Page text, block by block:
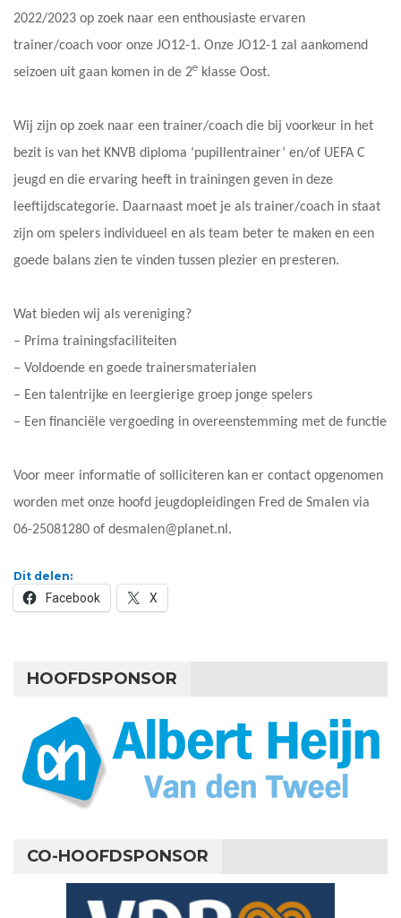
2022/2023 op zoek naar een enthousiaste ervaren
trainer/coach voor onze JO12-1. Onze JO12-1 zal aankomend
seizoen uit gaan komen in de 2e klasse Oost.
Wij zijn op zoek naar een trainer/coach die bij voorkeur in het
bezit is van het KNVB diploma ‘pupillentrainer’ en/of UEFA C
jeugd en die ervaring heeft in trainingen geven in deze
leeftijdscategorie. Daarnaast moet je als trainer/coach in staat
zijn om spelers individueel en als team beter te maken en een
goede balans zien te vinden tussen plezier en presteren.
Wat bieden wij als vereniging?
– Prima trainingsfaciliteiten
– Voldoende en goede trainersmaterialen
– Een talentrijke en leergierige groep jonge spelers
– Een financiële vergoeding in overeenstemming met de functie
Voor meer informatie of solliciteren kan er contact opgenomen
worden met onze hoofd jeugdopleidingen Fred de Smalen via
06-25081280 of desmalen@planet.nl.
Dit delen:
Facebook X
HOOFDSPONSOR
CO-HOOFDSPONSOR